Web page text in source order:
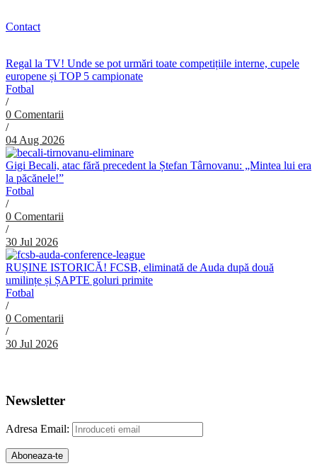
Contact
Regal la TV! Unde se pot urmări toate competițiile interne, cupele
europene și TOP 5 campionate
Fotbal
/
0 Comentarii
/
04 Aug 2026
Gigi Becali, atac fără precedent la Ștefan Târnovanu: „Mintea lui era
la păcănele!”
Fotbal
/
0 Comentarii
/
30 Jul 2026
RUȘINE ISTORICĂ! FCSB, eliminată de Auda după două
umilințe și ȘAPTE goluri primite
Fotbal
/
0 Comentarii
/
30 Jul 2026
Newsletter
Adresa Email: